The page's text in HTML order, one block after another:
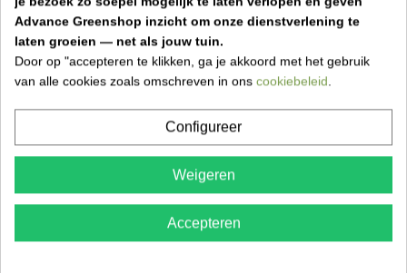
✓Levering in heel België
✓Klantenbeoordeling 9.5/10
✓Veilig betalen
OMSCHRIJVING
PRODUCTDETAILS
Advance Greenshop inzicht om onze dienstverlening te
laten groeien — net als jouw tuin.
Door op "accepteren te klikken, ga je akkoord met het gebruik
van alle cookies zoals omschreven in ons cookiebeleid
Configureer
Weigeren
Accepteren